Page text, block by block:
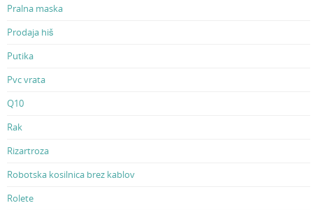
Pralna maska
Prodaja hiš
Putika
Pvc vrata
Q10
Rak
Rizartroza
Robotska kosilnica brez kablov
Rolete